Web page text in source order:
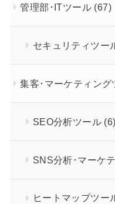
管理部･ITツール (67)
セキュリティツー
集客･マーケティング
SEO分析ツール (6)
SNS分析･マーケ
ヒートマップツー